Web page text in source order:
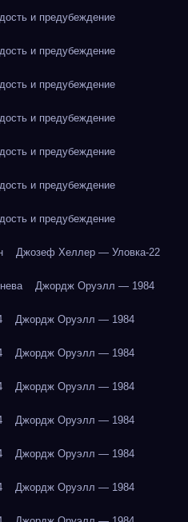
и предубеждение
и предубеждение
и предубеждение
и предубеждение
и предубеждение
и предубеждение
и предубеждение
Джозеф Хеллер — Уловка-22
Джордж Оруэлл — 1984
Джордж Оруэлл — 1984
Джордж Оруэлл — 1984
Джордж Оруэлл — 1984
Джордж Оруэлл — 1984
Джордж Оруэлл — 1984
Джордж Оруэлл — 1984